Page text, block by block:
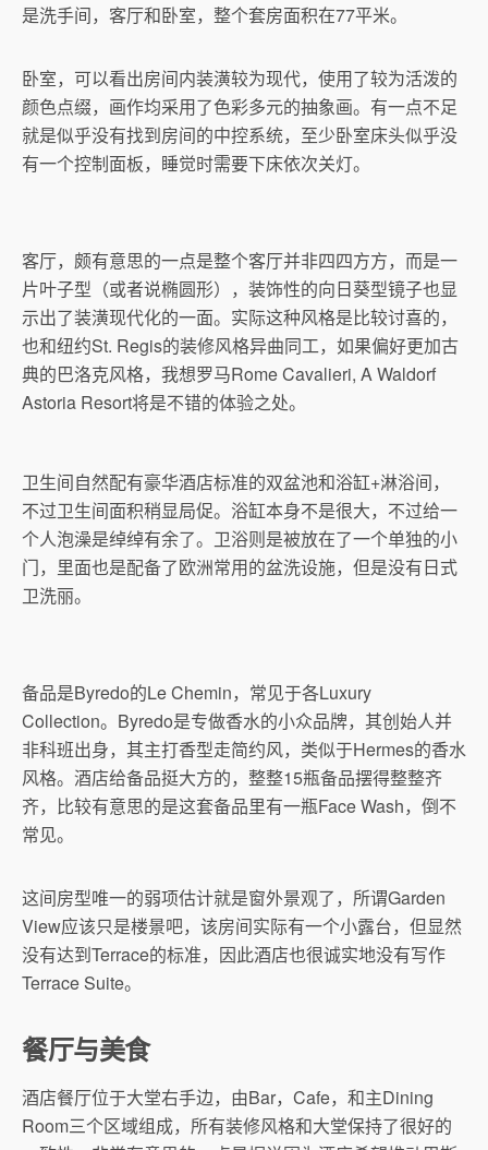
是洗手间，客厅和卧室，整个套房面积在77平米。
卧室，可以看出房间内装潢较为现代，使用了较为活泼的
颜色点缀，画作均采用了色彩多元的抽象画。有一点不足
就是似乎没有找到房间的中控系统，至少卧室床头似乎没
有一个控制面板，睡觉时需要下床依次关灯。
客厅，颇有意思的一点是整个客厅并非四四方方，而是一
片叶子型（或者说椭圆形），装饰性的向日葵型镜子也显
示出了装潢现代化的一面。实际这种风格是比较讨喜的，
也和纽约St. Regis的装修风格异曲同工，如果偏好更加古
典的巴洛克风格，我想罗马Rome Cavalieri, A Waldorf
Astoria Resort将是不错的体验之处。
卫生间自然配有豪华酒店标准的双盆池和浴缸+淋浴间，
不过卫生间面积稍显局促。浴缸本身不是很大，不过给一
个人泡澡是绰绰有余了。卫浴则是被放在了一个单独的小
门，里面也是配备了欧洲常用的盆洗设施，但是没有日式
卫洗丽。
备品是Byredo的Le Chemin，常见于各Luxury
Collection。Byredo是专做香水的小众品牌，其创始人并
非科班出身，其主打香型走简约风，类似于Hermes的香水
风格。酒店给备品挺大方的，整整15瓶备品摆得整整齐
齐，比较有意思的是这套备品里有一瓶Face Wash，倒不
常见。
这间房型唯一的弱项估计就是窗外景观了，所谓Garden
View应该只是楼景吧，该房间实际有一个小露台，但显然
没有达到Terrace的标准，因此酒店也很诚实地没有写作
Terrace Suite。
餐厅与美食
酒店餐厅位于大堂右手边，由Bar，Cafe，和主Dining
Room三个区域组成，所有装修风格和大堂保持了很好的